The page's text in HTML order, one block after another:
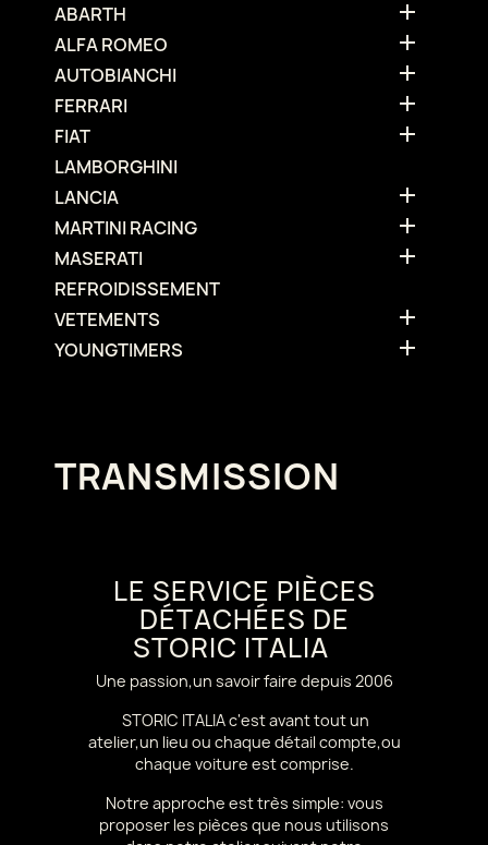
ABARTH 
ALFA ROMEO 
AUTOBIANCHI 
FERRARI 
FIAT 
LAMBORGHINI
LANCIA

MARTINI RACING 
MASERATI 
REFROIDISSEMENT
VETEMENTS

YOUNGTIMERS 
TRANSMISSION
LE SERVICE PIÈCES
DÉTACHÉES DE
STORIC ITALIA
Une passion,un savoir faire depuis 2006
STORIC ITALIA c'est avant tout un
atelier,un lieu ou chaque détail compte,ou
chaque voiture est comprise.
Notre approche est très simple: vous
proposer les pièces que nous utilisons